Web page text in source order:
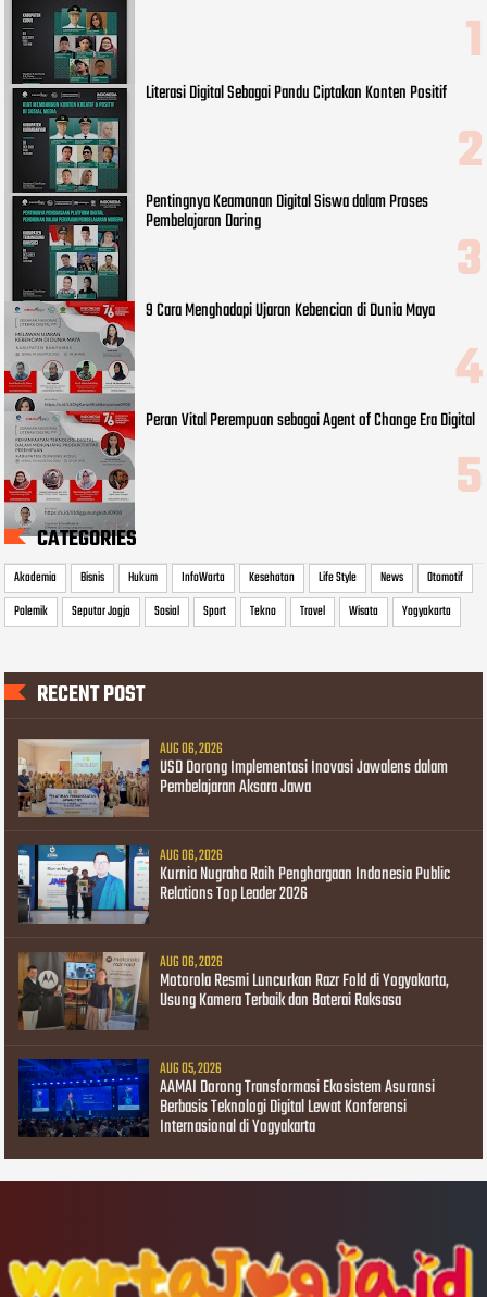
Literasi Digital Sebagai Pandu Ciptakan Konten Positif
Pentingnya Keamanan Digital Siswa dalam Proses
Pembelajaran Daring
9 Cara Menghadapi Ujaran Kebencian di Dunia Maya
Peran Vital Perempuan sebagai Agent of Change Era Digital
CATEGORIES
Akademia Bisnis Hukum InfoWarta Kesehatan Life Style News
Otomotif
Polemik
Seputar Jogja Sosial Sport Tekno Travel Wisata Yogyakarta
RECENT POST
AUG 06, 2026
USD Dorong Implementasi Inovasi Jawalens dalam
Pembelajaran Aksara Jawa
AUG 06, 2026
Kurnia Nugraha Raih Penghargaan Indonesia Public
Relations Top Leader 2026
AUG 06, 2026
Motorola Resmi Luncurkan Razr Fold di Yogyakarta,
Usung Kamera Terbaik dan Baterai Raksasa
AUG 05, 2026
AAMAI Dorong Transformasi Ekosistem Asuransi
Berbasis Teknologi Digital Lewat Konferensi
Internasional di Yogyakarta